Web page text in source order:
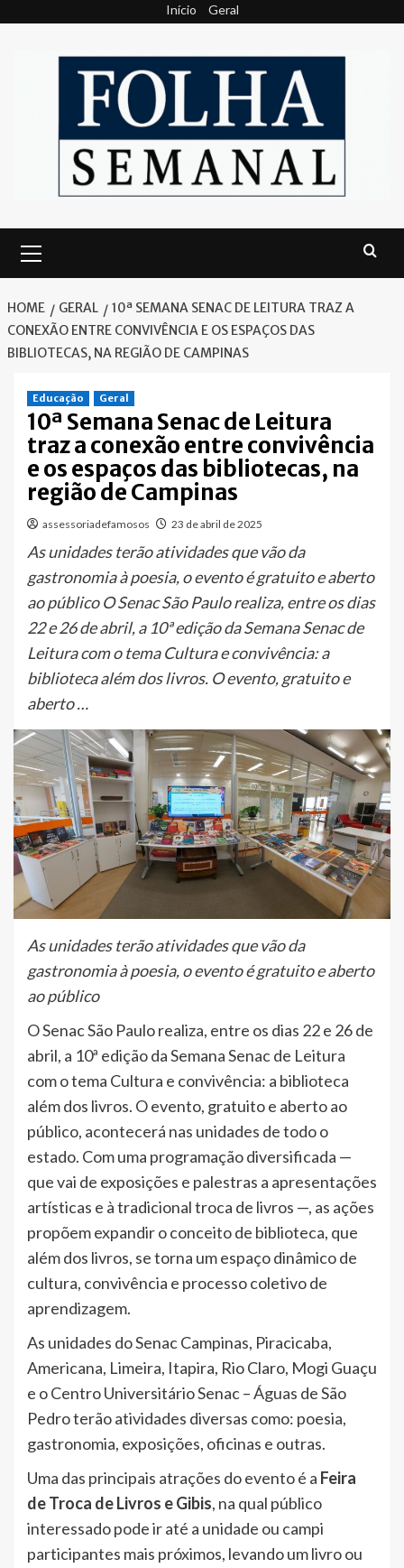
Início Geral
Menu
HOME GERAL
10ª SEMANA SENAC DE LEITURA TRAZ A
CONEXÃO ENTRE CONVIVÊNCIA E OS ESPAÇOS DAS
BIBLIOTECAS, NA REGIÃO DE CAMPINAS
Educação Geral
10ª Semana Senac de Leitura
traz a conexão entre convivência
e os espaços das bibliotecas, na
região de Campinas
assessoriadefamosos 23 de abril de 2025
As unidades terão atividades que vão da
gastronomia à poesia, o evento é gratuito e aberto
ao público O Senac São Paulo realiza, entre os dias
22 e 26 de abril, a 10ª edição da Semana Senac de
Leitura com o tema Cultura e convivência: a
biblioteca além dos livros. O evento, gratuito e
aberto …
As unidades terão atividades que vão da
gastronomia à poesia, o evento é gratuito e aberto
ao público
O Senac São Paulo realiza, entre os dias 22 e 26 de
abril, a 10ª edição da Semana Senac de Leitura
com o tema Cultura e convivência: a biblioteca
além dos livros. O evento, gratuito e aberto ao
público, acontecerá nas unidades de todo o
estado. Com uma programação diversificada —
que vai de exposições e palestras a apresentações
artísticas e à tradicional troca de livros —, as ações
propõem expandir o conceito de biblioteca, que
além dos livros, se torna um espaço dinâmico de
cultura, convivência e processo coletivo de
aprendizagem.
As unidades do Senac Campinas, Piracicaba,
Americana, Limeira, Itapira, Rio Claro, Mogi Guaçu
e o Centro Universitário Senac – Águas de São
Pedro terão atividades diversas como: poesia,
gastronomia, exposições, oficinas e outras.
Uma das principais atrações do evento é a Feira
de Troca de Livros e Gibis, na qual público
interessado pode ir até a unidade ou campi
participantes mais próximos, levando um livro ou